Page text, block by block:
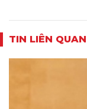
TIN LIÊN QUAN